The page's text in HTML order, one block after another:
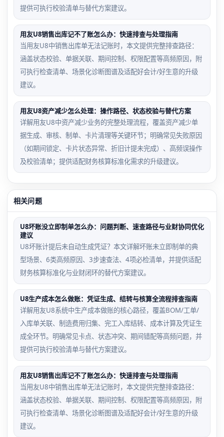
提供可执行校验清单与替代方案建议。
用友U8销售出库记不了账怎么办：快速排查与处理指南
当用友U8中销售出库单无法记账时，本文提供完整排查路径：
涵盖状态校验、单据关联、期间控制、权限配置等高频原因，附
可执行检查清单、场景化诊断图谱及适配好会计/好生意的升级
建议。
用友U8资产减少怎么处理：操作路径、状态校验与替代方案
详解用友U8中资产减少业务的完整处理流程，覆盖资产减少单
据生成、审核、制单、卡片清理等关键环节；明确常见失败原因
（如期间锁定、卡片状态异常、折旧计提未完成）、高频误操作
及校验清单；提供适配财务核算标准化需求的升级建议。
相关问题
U8坏账没立即制单怎么办：问题判断、速查路径与业财协同优化
建议
U8坏账计提后未自动生成凭证？本文详解坏账未立即制单的典
型场景、6类高频原因、3步速查法、4项必检清单，并提供适配
财务核算标准化与业财闭环的替代方案建议。
U8生产成本怎么做账：凭证生成、结转与核算全流程排查指南
详解用友U8系统中生产成本做账的核心路径，覆盖BOM/工单/
入库单关联、制造费用归集、完工入库结转、成本计算及凭证生
成全环节。明确常见卡点、状态冲突、期间错配等高频问题，并
提供可执行校验清单与替代方案建议。
用友U8销售出库记不了账怎么办：快速排查与处理指南
当用友U8中销售出库单无法记账时，本文提供完整排查路径：
涵盖状态校验、单据关联、期间控制、权限配置等高频原因，附
可执行检查清单、场景化诊断图谱及适配好会计/好生意的升级
建议。